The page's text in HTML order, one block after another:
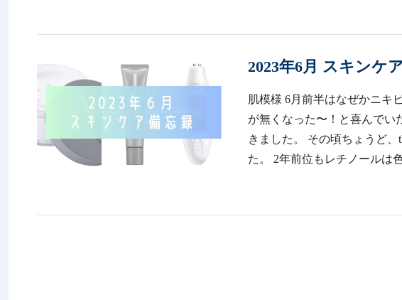
2023年6月 スキンケ
肌模様 6月前半はなぜかニキ
が無くなった〜！と喜んでい
きました。 その頃ちょうど、
た。 2年前位もレチノールは